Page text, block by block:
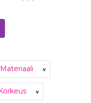
sisältää monipuolisesti
löydät
Materiaali v
Korkeus v